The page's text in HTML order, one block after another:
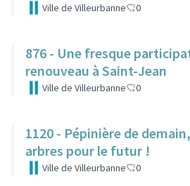
Ville de Villeurbanne 0
876 - Une fresque
renouveau à Saint-Jean
Ville de Villeurbanne 0
1120 - Pépinière de
arbres pour le futur !
Ville de Villeurbanne 0